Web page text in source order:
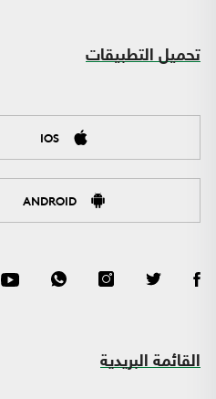
تحميل التطبيقات
IOS
ANDROID
القائمة البريدية